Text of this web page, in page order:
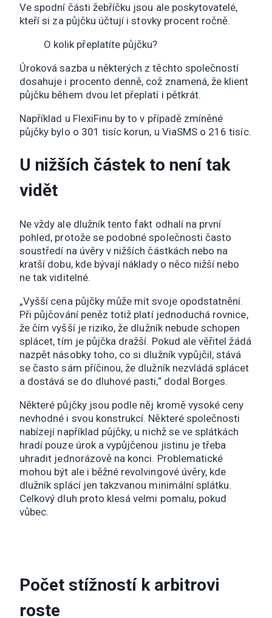
Ve spodní části žebříčku jsou ale poskytovatelé,
kteří si za půjčku účtují i stovky procent ročně.
O kolik přeplatíte půjčku?
Úroková sazba u některých z těchto společností
dosahuje i procento denně, což znamená, že klient
půjčku během dvou let přeplatí i pětkrát.
Například u FlexiFinu by to v případě zmíněné
půjčky bylo o 301 tisíc korun, u ViaSMS o 216 tisíc.
U nižších částek to není tak
vidět
Ne vždy ale dlužník tento fakt odhalí na první
pohled, protože se podobné společnosti často
soustředí na úvěry v nižších částkách nebo na
kratší dobu, kde bývají náklady o něco nižší nebo
ne tak viditelné.
„Vyšší cena půjčky může mít svoje opodstatnění.
Při půjčování peněz totiž platí jednoduchá rovnice,
že čím vyšší je riziko, že dlužník nebude schopen
splácet, tím je půjčka dražší. Pokud ale věřitel žádá
nazpět násobky toho, co si dlužník vypůjčil, stává
se často sám příčinou, že dlužník nezvládá splácet
a dostává se do dluhové pasti,“ dodal Borges.
Některé půjčky jsou podle něj kromě vysoké ceny
nevhodné i svou konstrukcí. Některé společnosti
nabízejí například půjčky, u nichž se ve splátkách
hradí pouze úrok a vypůjčenou jistinu je třeba
uhradit jednorázově na konci. Problematické
mohou být ale i běžné revolvingové úvěry, kde
dlužník splácí jen takzvanou minimální splátku.
Celkový dluh proto klesá velmi pomalu, pokud
vůbec.
Počet stížností k arbitrovi
roste